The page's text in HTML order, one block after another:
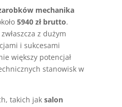
mechanika
5940 zł brutto.
z dużym
i sukcesami
większy potencjał
stanowisk w
takich jaksalon